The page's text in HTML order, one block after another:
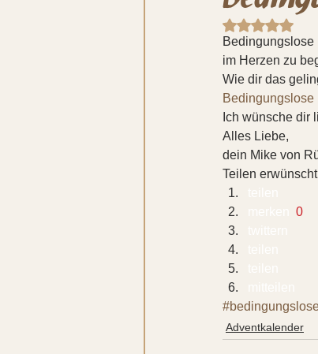
Mit NaN
Bedingungslose
im Herzen zu
Wie dir das
Bedingungslose
Ich wünsche dir
Alles Liebe,
dein Mike von
Teilen erwünscht
0
Adventkalender